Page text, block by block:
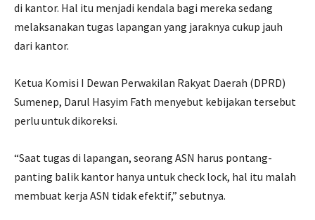
di kantor. Hal itu menjadi kendala bagi mereka sedang
melaksanakan tugas lapangan yang jaraknya cukup jauh
dari kantor.
Ketua Komisi I Dewan Perwakilan Rakyat Daerah (DPRD)
Sumenep, Darul Hasyim Fath menyebut kebijakan tersebut
perlu untuk dikoreksi.
“Saat tugas di lapangan, seorang ASN harus pontang-
panting balik kantor hanya untuk check lock, hal itu malah
membuat kerja ASN tidak efektif,” sebutnya.